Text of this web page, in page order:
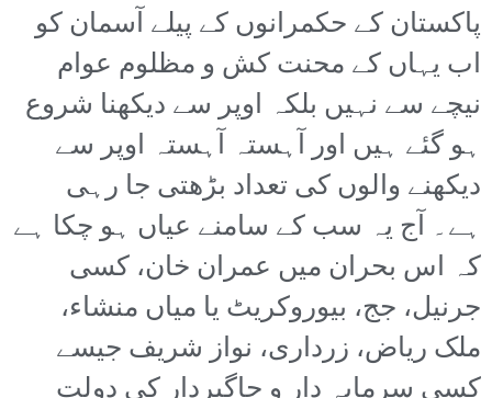
پاکستان کے حکمرانوں کے پیلے آسمان کو
اب یہاں کے محنت کش و مظلوم عوام
نیچے سے نہیں بلکہ اوپر سے دیکھنا شروع
ہو گئے ہیں اور آہستہ آہستہ اوپر سے
دیکھنے والوں کی تعداد بڑھتی جا رہی
ہے۔ آج یہ سب کے سامنے عیاں ہو چکا ہے
کہ اس بحران میں عمران خان، کسی
جرنیل، جج، بیوروکریٹ یا میاں منشاء،
ملک ریاض، زرداری، نواز شریف جیسے